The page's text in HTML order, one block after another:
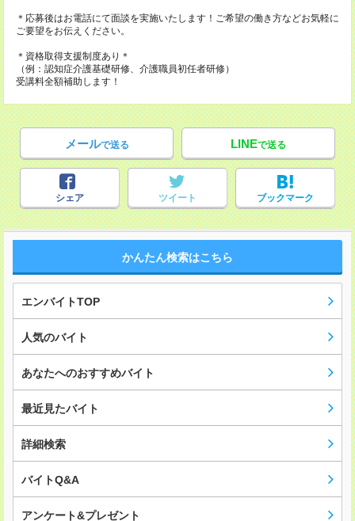
＊応募後はお電話にて面談を実施いたします！ご希望の働き方などお気軽に
ご要望をお伝えください。
＊資格取得支援制度あり＊
（例：認知症介護基礎研修、介護職員初任者研修）
受講料全額補助します！
メールで送る LINEで送る
シェア ツイート ブックマーク
かんたん検索はこちら
エンバイトTOP
人気のバイト
あなたへのおすすめバイト
最近見たバイト
詳細検索
バイトQ&A
アンケート&プレゼント